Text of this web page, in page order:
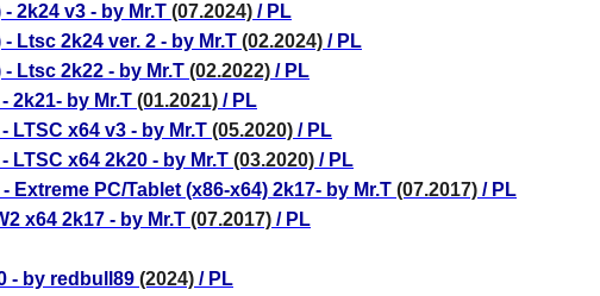
2k24 v3 - by Mr.T (07.2024) / PL
Ltsc 2k24 ver. 2 - by Mr.T (02.2024) / PL
Ltsc 2k22 - by Mr.T (02.2022) / PL
2k21- by Mr.T (01.2021) / PL
LTSC x64 v3 - by Mr.T (05.2020) / PL
LTSC x64 2k20 - by Mr.T (03.2020) / PL
Extreme PC/Tablet (x86-x64) 2k17- by Mr.T (07.2017) / PL
x64 2k17 - by Mr.T (07.2017) / PL
- by redbull89 (2024) / PL